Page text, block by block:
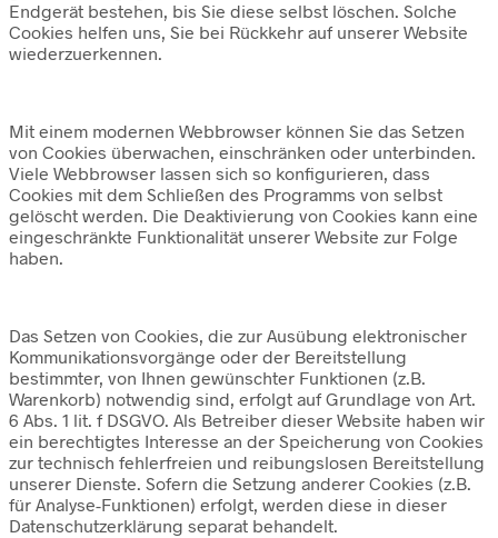
Endgerät bestehen, bis Sie diese selbst löschen. Solche
Cookies helfen uns, Sie bei Rückkehr auf unserer Website
wiederzuerkennen.
Mit einem modernen Webbrowser können Sie das Setzen
von Cookies überwachen, einschränken oder unterbinden.
Viele Webbrowser lassen sich so konfigurieren, dass
Cookies mit dem Schließen des Programms von selbst
gelöscht werden. Die Deaktivierung von Cookies kann eine
eingeschränkte Funktionalität unserer Website zur Folge
haben.
Das Setzen von Cookies, die zur Ausübung elektronischer
Kommunikationsvorgänge oder der Bereitstellung
bestimmter, von Ihnen gewünschter Funktionen (z.B.
Warenkorb) notwendig sind, erfolgt auf Grundlage von Art.
6 Abs. 1 lit. f DSGVO. Als Betreiber dieser Website haben wir
ein berechtigtes Interesse an der Speicherung von Cookies
zur technisch fehlerfreien und reibungslosen Bereitstellung
unserer Dienste. Sofern die Setzung anderer Cookies (z.B.
für Analyse-Funktionen) erfolgt, werden diese in dieser
Datenschutzerklärung separat behandelt.